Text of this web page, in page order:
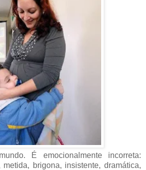
É emocionalmente incorreta:
brigona, insistente, dramática,